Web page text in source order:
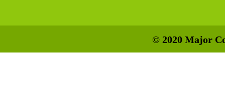
© 2020 Major